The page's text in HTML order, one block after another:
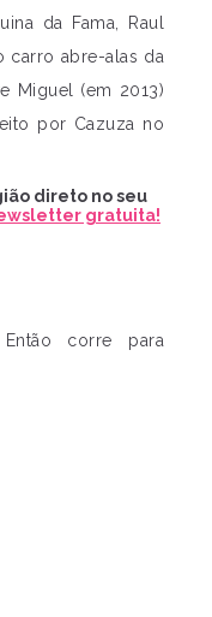
da Fama, Raul
carro abre-alas da
Miguel (em 2013)
por Cazuza no
direto no seu
gratuita!
corre para